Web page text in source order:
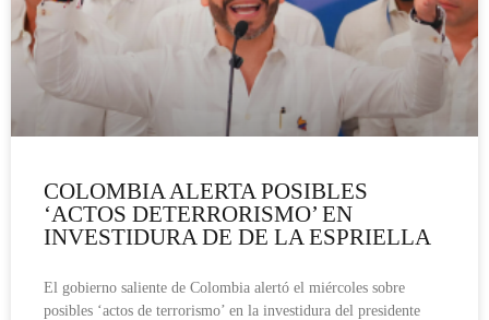
COLOMBIA ALERTA POSIBLES
‘ACTOS DETERRORISMO’ EN
INVESTIDURA DE DE LA ESPRIELLA
El gobierno saliente de Colombia alertó el miércoles sobre
posibles ‘actos de terrorismo’ en la investidura del presidente